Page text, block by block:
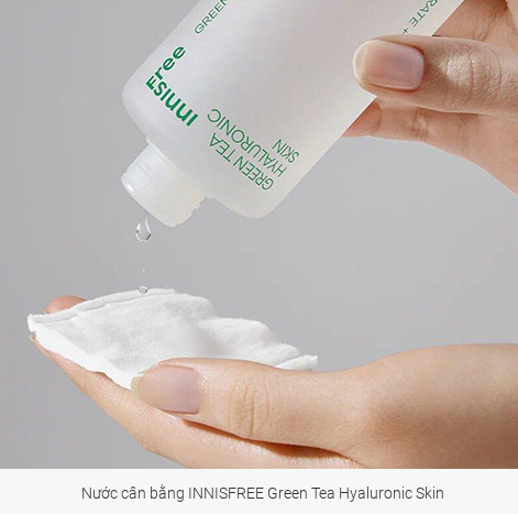
Nước cân bằng INNISFREE Green Tea Hyaluronic Skin